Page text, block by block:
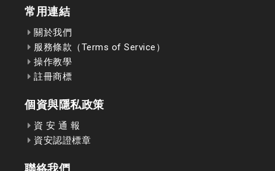
常用連結
關於我們
服務條款（Terms of Service）
操作教學
註冊商標
個資與隱私政策
資 安 通 報
資安認證標章
聯絡我們